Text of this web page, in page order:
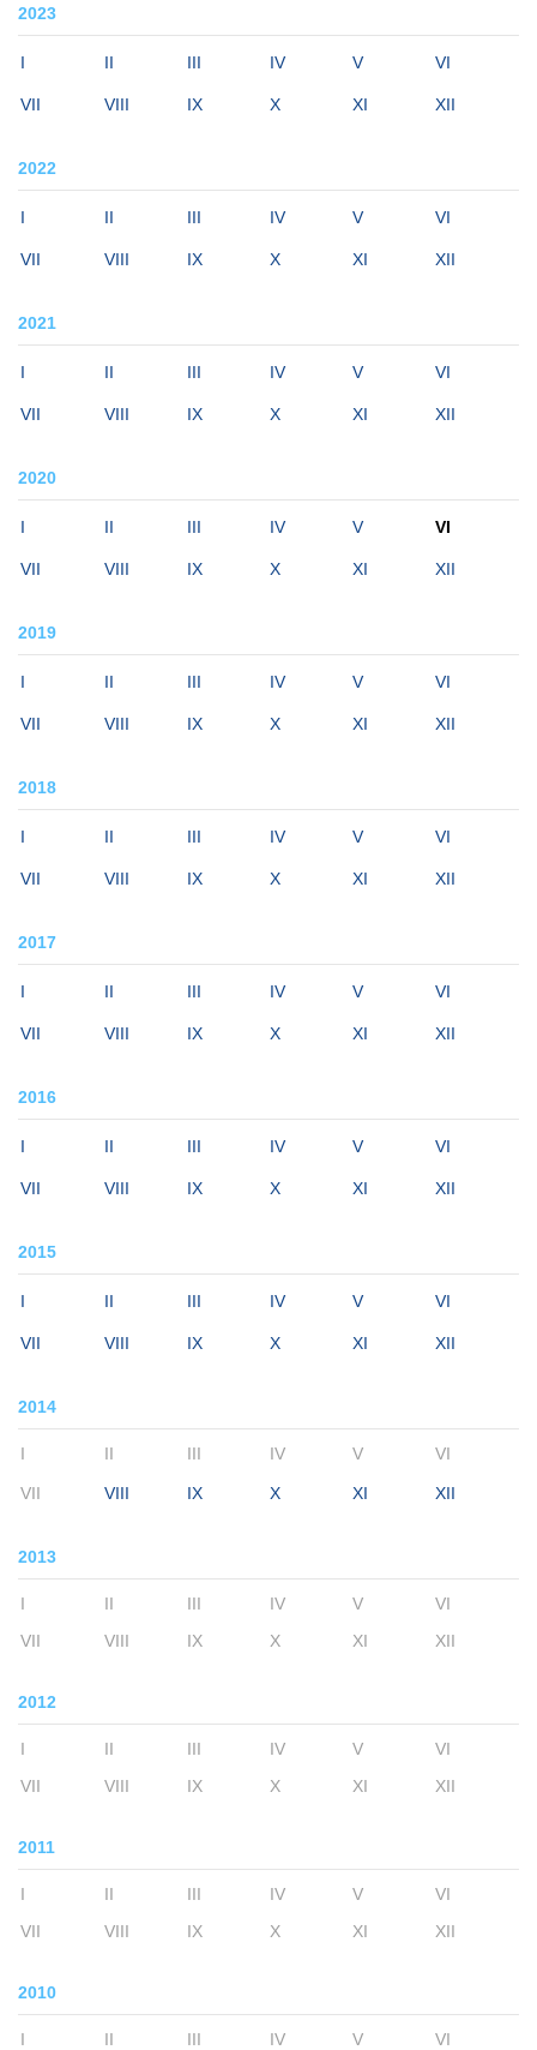
2023
I II III IV V VI
VII VIII IX X XI XII
2022
I II III IV V VI
VII VIII IX X XI XII
2021
I II III IV V VI
VII VIII IX X XI XII
2020
I II III IV V VI
VII VIII IX X XI XII
2019
I II III IV V VI
VII VIII IX X XI XII
2018
I II III IV V VI
VII VIII IX X XI XII
2017
I II III IV V VI
VII VIII IX X XI XII
2016
I II III IV V VI
VII VIII IX X XI XII
2015
I II III IV V VI
VII VIII IX X XI XII
2014
I II III IV V VI
VII VIII IX X XI XII
2013
I II III IV V
VI
VII
VIII IX X XI XII
2012
I II III IV V
VI
VII
VIII IX X XI XII
2011
I II III IV V
VI
VII
VIII IX X XI XII
2010
I II III IV V
VI